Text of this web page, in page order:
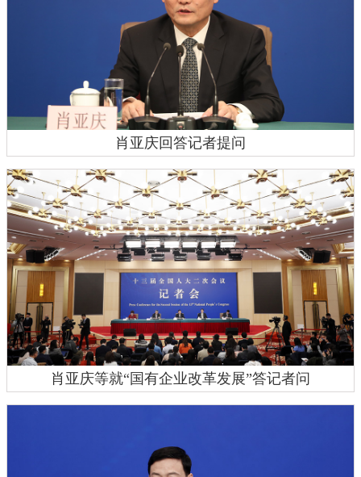
肖亚庆回答记者提问
肖亚庆等就“国有企业改革发展”答记者问